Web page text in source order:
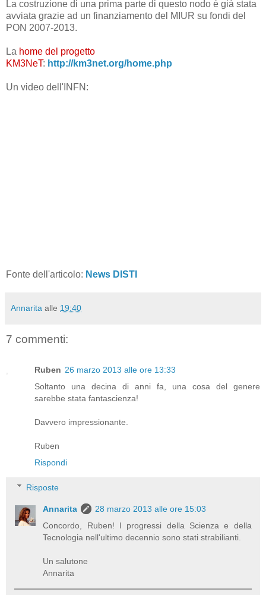
La costruzione di una prima parte di questo nodo è già stata
avviata grazie ad un finanziamento del MIUR su fondi del
PON 2007-2013.
La home del progetto
KM3NeT: http://km3net.org/home.php
Un video dell'INFN:
Fonte dell'articolo: News DISTI
Annarita alle 19:40
7 commenti:
Ruben 26 marzo 2013 alle ore 13:33
Soltanto una decina di anni fa, una cosa del genere
sarebbe stata fantascienza!
Davvero impressionante.
Ruben
Rispondi
Risposte
Annarita
28 marzo 2013 alle ore 15:03
Concordo, Ruben! I progressi della Scienza e della
Tecnologia nell'ultimo decennio sono stati strabilianti.
Un salutone
Annarita